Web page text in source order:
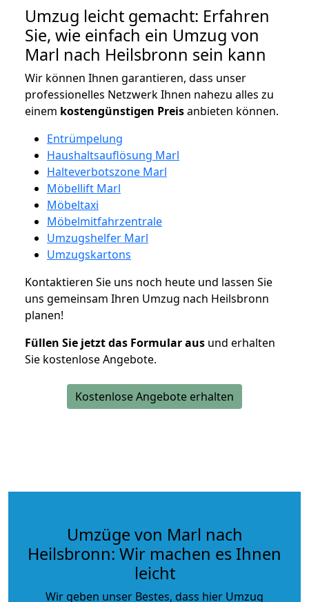
Umzug leicht gemacht: Erfahren
Sie, wie einfach ein Umzug von
Marl nach Heilsbronn sein kann
Wir können Ihnen garantieren, dass unser
professionelles Netzwerk Ihnen nahezu alles zu
einem kostengünstigen Preisanbieten können.
Entrümpelung
Haushaltsauflösung Marl
Halteverbotszone Marl
Möbellift Marl
Möbeltaxi
Möbelmitfahrzentrale
Umzugshelfer Marl
Umzugskartons
Kontaktieren Sie uns noch heute und lassen Sie
uns gemeinsam Ihren Umzug nach Heilsbronn
planen!
Füllen Sie jetzt das Formular aus und erhalten
Sie kostenlose Angebote.
Kostenlose Angebote erhalten
Umzüge von Marl nach
Heilsbronn: Wir machen es Ihnen
leicht
Wir geben unser Bestes, dass hier Umzug